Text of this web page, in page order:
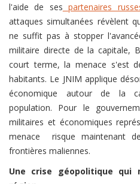
l'aide de ses partenaires
attaques simultanées révèlent
ne suffit pas à stopper
militaire directe de la capitale,
court terme, la menace s'est
habitants. Le JNIM applique
économique autour de la
population. Pour le
militaires et économiques
menace risque maintenant
frontières maliennes.
Une crise géopolitique qui